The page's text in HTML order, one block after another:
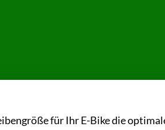
für Ihr E-Bike die